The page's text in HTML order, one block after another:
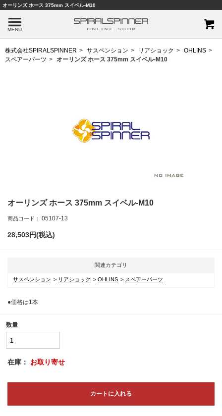
オーリンズ ホース 375mm スイベル-M10
MENU
株式会社SPIRALSPINNER サスペンション リアショック
OHLINS
スペアーパーツ
オーリンズ ホース 375mm スイベル-M10
オーリンズ ホース 375mm スイベル-M10
商品コード： 05107-13
28,503円(税込)
関連カテゴリ
サスペンション リアショック OHLINS スペアーパーツ
●価格は1本
数量
在庫： お取り寄せ
カートに入れる